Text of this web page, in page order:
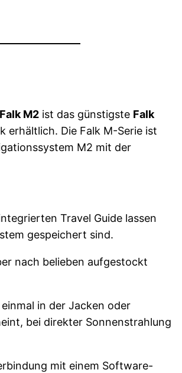
Falk M2 ist das günstigste Falk
erhältlich. Die Falk M-Serie ist
M2 mit der
Travel Guide lassen
gespeichert sind.
nach belieben aufgestockt
in der Jacken oder
bei direkter Sonnenstrahlung
mit einem Software-